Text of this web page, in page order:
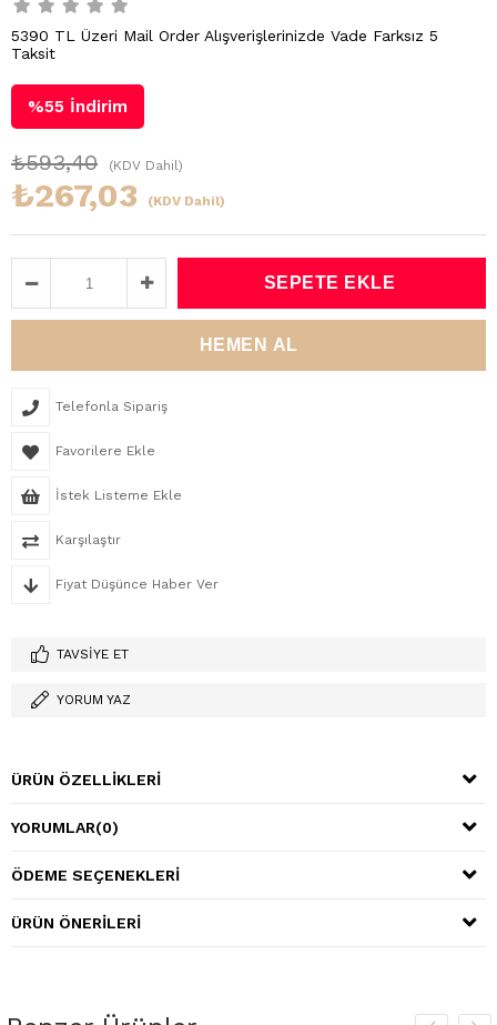
5390 TL Üzeri Mail Order Alışverişlerinizde Vade Farksız 5
Taksit
%55 İndirim
₺593,40 (KDV Dahil)
₺267,03 (KDV Dahil)
Telefonla Sipariş
Favorilere Ekle
İstek Listeme Ekle
Karşılaştır
Fiyat Düşünce Haber Ver
TAVSIYE ET
YORUM YAZ
ÜRÜN ÖZELLIKLERI
YORUMLAR(0)
ÖDEME SEÇENEKLERI
ÜRÜN ÖNERILERI